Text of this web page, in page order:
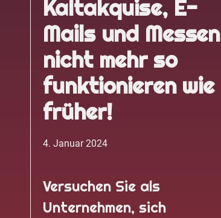
Kaltakquise, E-
Mails und Messen
nicht mehr so
funktionieren wie
früher!
4. Januar 2024
Versuchen Sie als
Unternehmen, sich